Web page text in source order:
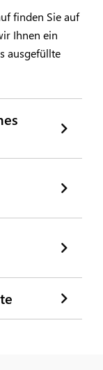
finden Sie auf
Ihnen ein
ausgefüllte